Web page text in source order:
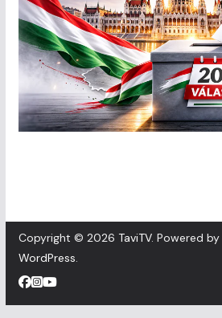
Copyright © 2026 TaviTV. Powered by
WordPress.